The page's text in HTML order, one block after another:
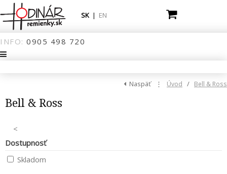
INFO: 0905 498 720
SK | EN
Naspäť ⋮ Úvod / Bell & Ross
Bell & Ross
<
Dostupnosť
Skladom